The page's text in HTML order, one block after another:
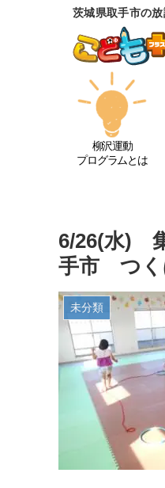
茨城県取手市の
柳沢運動
プログラムとは
6/26(水)
手市 つく
未分類